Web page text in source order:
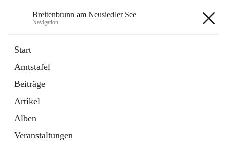
Breitenbrunn am Neusiedler See
Navigation
Start
Amtstafel
Beiträge
Artikel
Alben
Veranstaltungen
18 Schnellzugriffe
Gemeindeservice